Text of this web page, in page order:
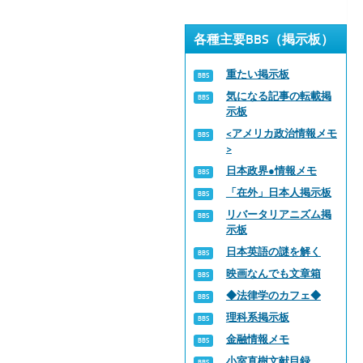
各種主要BBS（掲示板）
重たい掲示板
気になる記事の転載掲
示板
<アメリカ政治情報メモ
>
日本政界●情報メモ
「在外」日本人掲示板
リバータリアニズム掲
示板
日本英語の謎を解く
映画なんでも文章箱
◆法律学のカフェ◆
理科系掲示板
金融情報メモ